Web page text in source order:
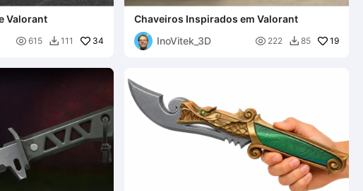
Valorant
 615  111 34
Chaveiros Inspirados em Valorant
InoVitek_3D
 222  85 19